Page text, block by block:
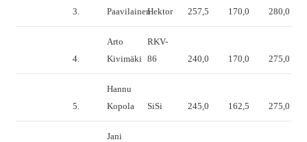
3.
PaavilainenHektor 257,5 170,0 280,0
4.
Arto
Kivimäki
RKV-
86
240,0 170,0 275,0
5.
Hannu
Kopola
SiSi 245,0 162,5 275,0
Jani